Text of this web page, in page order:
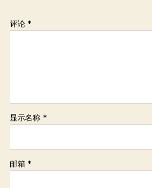
评论 *
显示名称 *
邮箱 *